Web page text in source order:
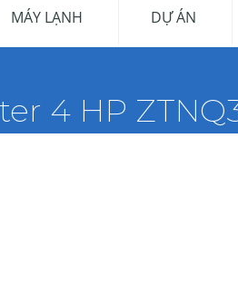
MÁY LẠNH DỰ ÁN
4 HP